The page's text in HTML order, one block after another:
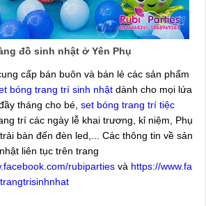
đồ sinh nhật ở Yên Phụ
cấp bán buôn và bán lẻ các sản phẩm
bóng trang trí sinh nhật dành cho mọi lứa
tháng cho bé, set bóng trang trí tiệc
trí các ngày lễ khai trương, kỉ niệm, Phụ
bàn đến đèn led,... Các thông tin về sản
liên tục trên trang
rubiparties và https://www.fa